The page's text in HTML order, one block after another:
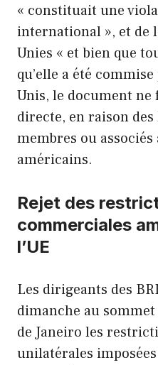
« constituait une
international », et de
Unies « et bien que
qu’elle a été
Unis, le document
directe, en raison
membres ou
américains.
Rejet des
commerciales
l’UE
Les dirigeants des
dimanche au
de Janeiro les
unilatérales